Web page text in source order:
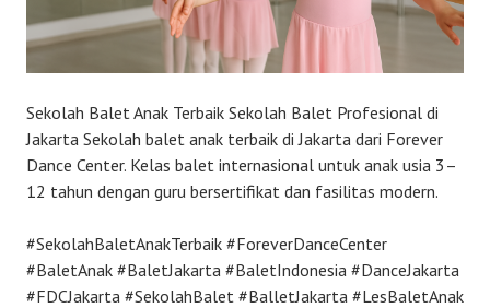
Sekolah Balet Anak Terbaik Sekolah Balet Profesional di
Jakarta Sekolah balet anak terbaik di Jakarta dari Forever
Dance Center. Kelas balet internasional untuk anak usia 3–
12 tahun dengan guru bersertifikat dan fasilitas modern.
#SekolahBaletAnakTerbaik #ForeverDanceCenter
#BaletAnak #BaletJakarta #BaletIndonesia #DanceJakarta
#FDCJakarta #SekolahBalet #BalletJakarta #LesBaletAnak